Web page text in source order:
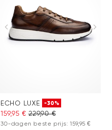
ECHO LUXE -30%
159,95 € 229,90 €
30-dagen beste prijs: 159,95 €